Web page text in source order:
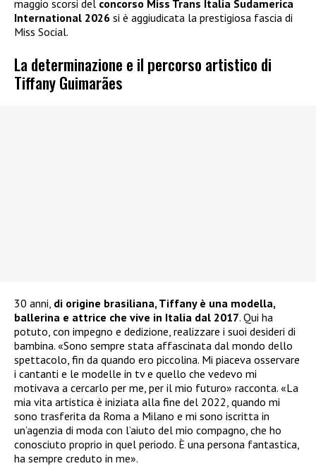
maggio scorsi del concorso Miss Trans Italia Sudamerica
International 2026 si è aggiudicata la prestigiosa fascia di
Miss Social.
La determinazione e il percorso artistico di
Tiffany Guimarães
30 anni, di origine brasiliana, Tiffany è una modella,
ballerina e attrice che vive in Italia dal 2017. Qui ha
potuto, con impegno e dedizione, realizzare i suoi desideri di
bambina. «Sono sempre stata affascinata dal mondo dello
spettacolo, fin da quando ero piccolina. Mi piaceva osservare
i cantanti e le modelle in tv e quello che vedevo mi
motivava a cercarlo per me, per il mio futuro» racconta. «La
mia vita artistica è iniziata alla fine del 2022, quando mi
sono trasferita da Roma a Milano e mi sono iscritta in
un’agenzia di moda con l’aiuto del mio compagno, che ho
conosciuto proprio in quel periodo. È una persona fantastica,
ha sempre creduto in me».